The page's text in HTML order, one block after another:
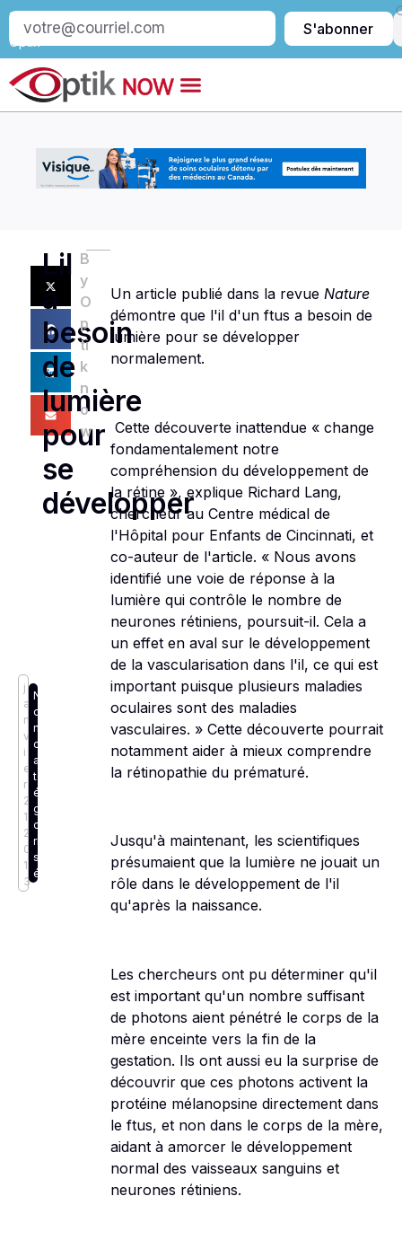
S’abonner
Optik
S'abonner
j
a
n
v
i
e
r
2
1,
2
0
1
3
N
o
n
c
a
t
é
g
o
ri
s
é
Lil
a
besoin
de
lumière
pour
se
développer
B
y
O
p
ti
k
n
o
w
Un article publié dans la revue Nature
démontre que l'il d'un ftus a besoin de
lumière pour se développer
normalement.
Cette découverte inattendue « change
fondamentalement notre
compréhension du développement de
la rétine », explique Richard Lang,
chercheur au Centre médical de
l'Hôpital pour Enfants de Cincinnati, et
co-auteur de l'article. « Nous avons
identifié une voie de réponse à la
lumière qui contrôle le nombre de
neurones rétiniens, poursuit-il. Cela a
un effet en aval sur le développement
de la vascularisation dans l'il, ce qui est
important puisque plusieurs maladies
oculaires sont des maladies
vasculaires. » Cette découverte pourrait
notamment aider à mieux comprendre
la rétinopathie du prématuré.
Jusqu'à maintenant, les scientifiques
présumaient que la lumière ne jouait un
rôle dans le développement de l'il
qu'après la naissance.
Les chercheurs ont pu déterminer qu'il
est important qu'un nombre suffisant
de photons aient pénétré le corps de la
mère enceinte vers la fin de la
gestation. Ils ont aussi eu la surprise de
découvrir que ces photons activent la
protéine mélanopsine directement dans
le ftus, et non dans le corps de la mère,
aidant à amorcer le développement
normal des vaisseaux sanguins et
neurones rétiniens.